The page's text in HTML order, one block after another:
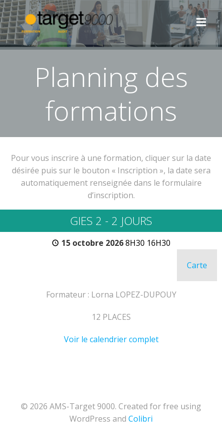
Aller
au
contenu
Planning des
formations
Pour vous inscrire à une formation, cliquer sur la date
désirée puis sur le bouton « Inscription », la date sera
automatiquement renseignée dans le formulaire
d’inscription.
GIES 2 - 2 JOURS
15 octobre 20268H30 16H30
Carte
Formateur : Lorna LOPEZ-DUPOUY
12 PLACES
Voir le calendrier complet
© 2026 AMS-Target 9000. Created for free using
WordPress and Colibri